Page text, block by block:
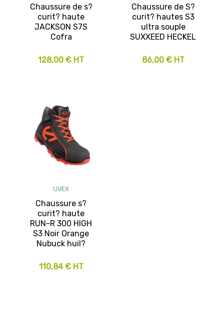
Chaussure de s?
curit? haute
JACKSON S7S
Cofra
128,00 € HT
Chaussure de S?
curit? hautes S3
ultra souple
SUXXEED HECKEL
86,00 € HT
UVEX
Chaussure s?
curit? haute
RUN-R 300 HIGH
S3 Noir Orange
Nubuck huil?
110,84 € HT